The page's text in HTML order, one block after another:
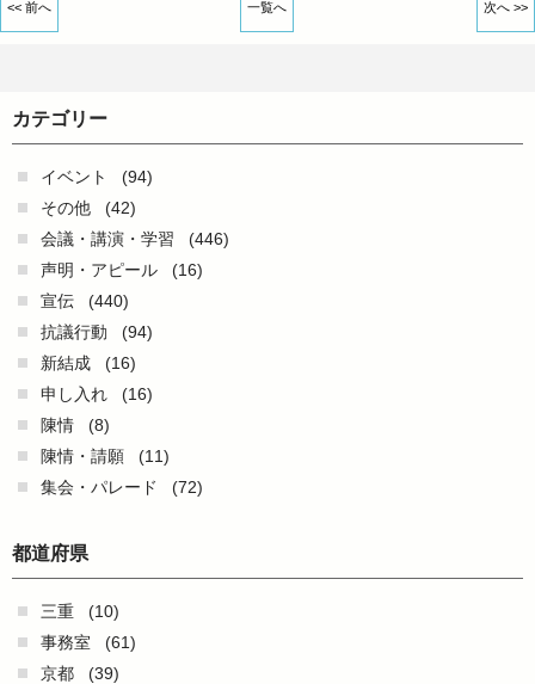
<< 前へ 一覧へ 次へ >>
カテゴリー
イベント
(94)
その他
(42)
会議・講演・学習
(446)
声明・アピール
(16)
宣伝
(440)
抗議行動
(94)
新結成
(16)
申し入れ
(16)
陳情
(8)
陳情・請願
(11)
集会・パレード
(72)
都道府県
三重
(10)
事務室
(61)
京都
(39)